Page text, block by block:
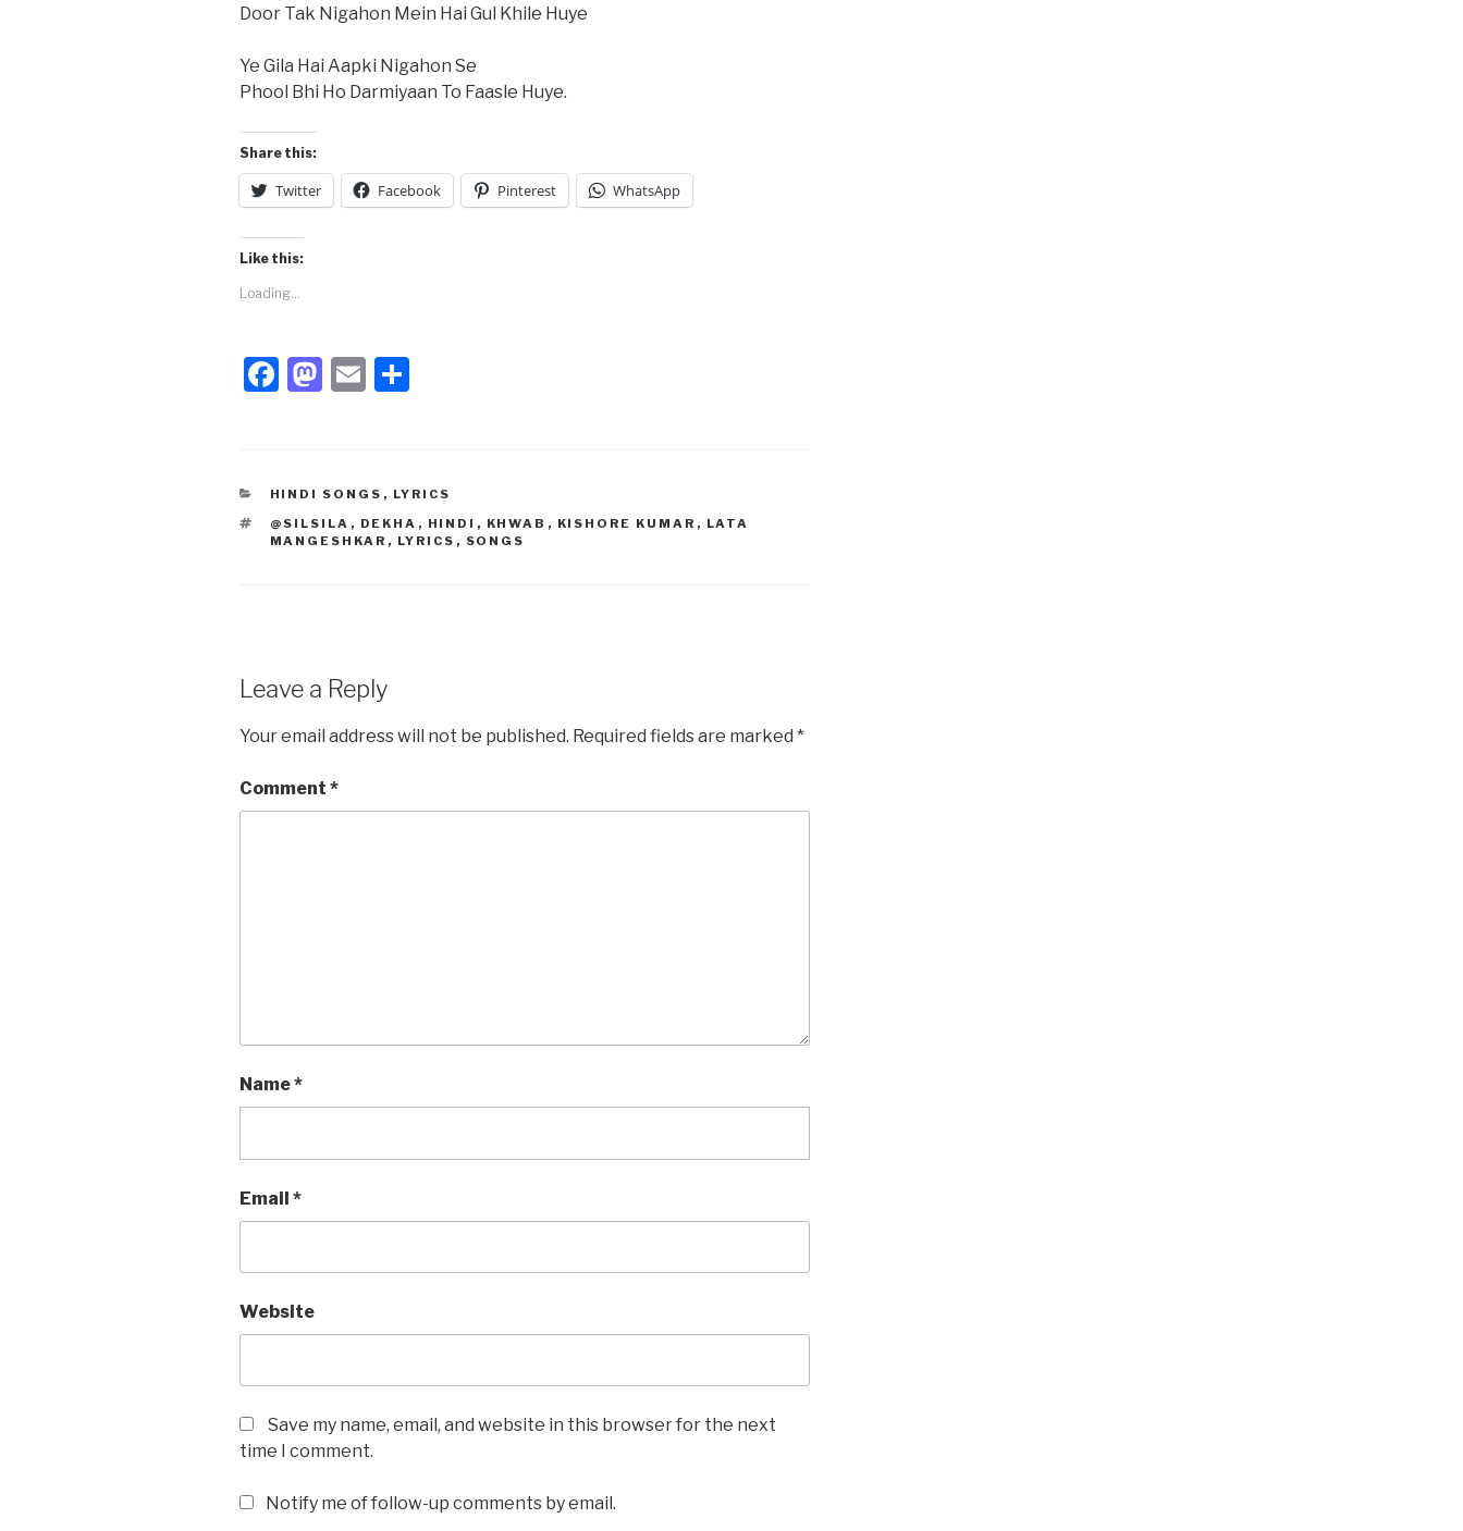
Door Tak Nigahon Mein Hai Gul Khile Huye
Ye Gila Hai Aapki Nigahon Se
Phool Bhi Ho Darmiyaan To Faasle Huye.
Share this:
Twitter Facebook Pinterest WhatsApp
Like this:
Loading...
F
e
b
o
M
o
d
o
E
e
CATEGORIES
HINDI SONGS , LYRICS
TAGS
@SILSILA , DEKHA , HINDI , KHWAB , KISHORE KUMAR , LATA
MANGESHKAR , LYRICS , SONGS
Leave a Reply
Your email address will not be published. Required fields are marked *
Comment *
Name*
Email *
Website
Save my name, email, and website in this browser for the next
time I comment.
Notify me of follow-up comments by email.